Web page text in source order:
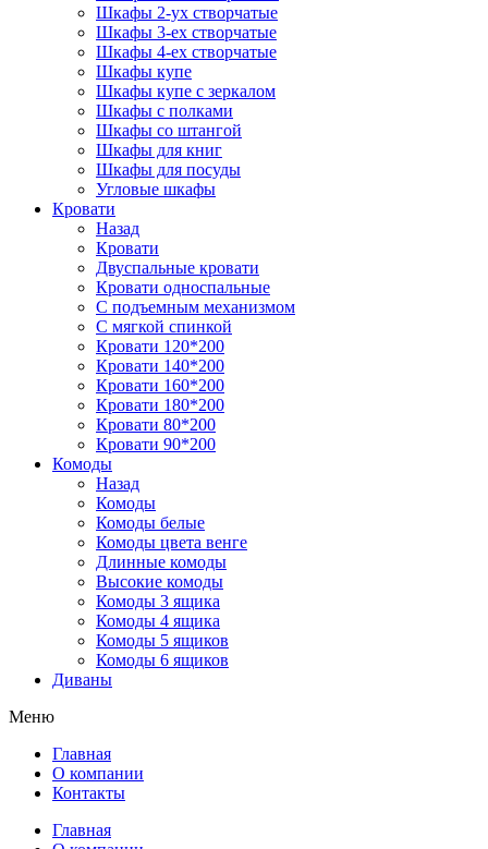
Шкафы 2-ух створчатые
Шкафы 3-ех створчатые
Шкафы 4-ех створчатые
Шкафы купе
Шкафы купе с зеркалом
Шкафы с полками
Шкафы со штангой
Шкафы для книг
Шкафы для посуды
Угловые шкафы
Кровати
Назад
Кровати
Двуспальные кровати
Кровати односпальные
С подъемным механизмом
С мягкой спинкой
Кровати 120*200
Кровати 140*200
Кровати 160*200
Кровати 180*200
Кровати 80*200
Кровати 90*200
Комоды
Назад
Комоды
Комоды белые
Комоды цвета венге
Длинные комоды
Высокие комоды
Комоды 3 ящика
Комоды 4 ящика
Комоды 5 ящиков
Комоды 6 ящиков
Диваны
Меню
Главная
О компании
Контакты
Главная